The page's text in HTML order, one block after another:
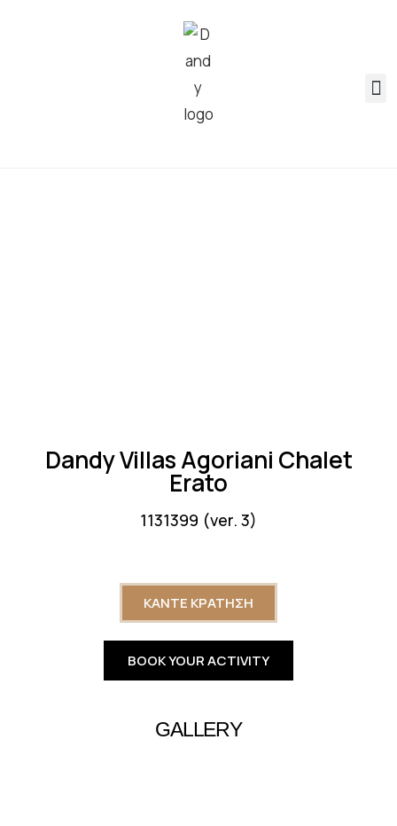
Dandy Villas Agoriani Chalet
Erato
1131399 (ver. 3)
ΚΑΝΤΕ ΚΡΑΤΗΣΗ
BOOK YOUR ACTIVITY
GALLERY